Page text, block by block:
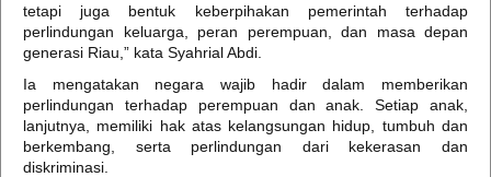
tetapi juga bentuk keberpihakan pemerintah terhadap
perlindungan keluarga, peran perempuan, dan masa depan
generasi Riau,” kata Syahrial Abdi.
Ia mengatakan negara wajib hadir dalam memberikan
perlindungan terhadap perempuan dan anak. Setiap anak,
lanjutnya, memiliki hak atas kelangsungan hidup, tumbuh dan
berkembang, serta perlindungan dari kekerasan dan
diskriminasi.